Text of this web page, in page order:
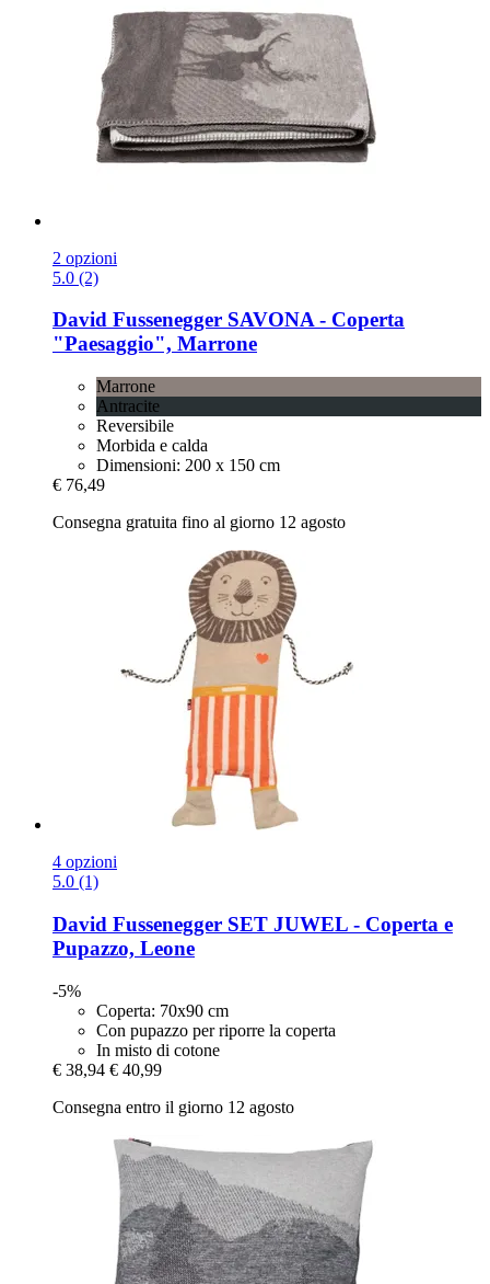
2 opzioni
5.0 (2)
David Fussenegger SAVONA -​ Coperta
"Paesaggio", Marrone
Marrone
Antracite
Reversibile
Morbida e calda
Dimensioni: 200 x 150 cm
€ 76,49
Consegna gratuita fino al giorno 12 agosto
4 opzioni
5.0 (1)
David Fussenegger SET JUWEL -​ Coperta e
Pupazzo, Leone
-5%
Coperta: 70x90 cm
Con pupazzo per riporre la coperta
In misto di cotone
€ 38,94 € 40,99
Consegna entro il giorno 12 agosto